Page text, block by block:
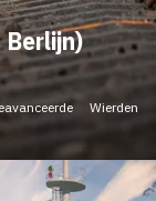
Wierden